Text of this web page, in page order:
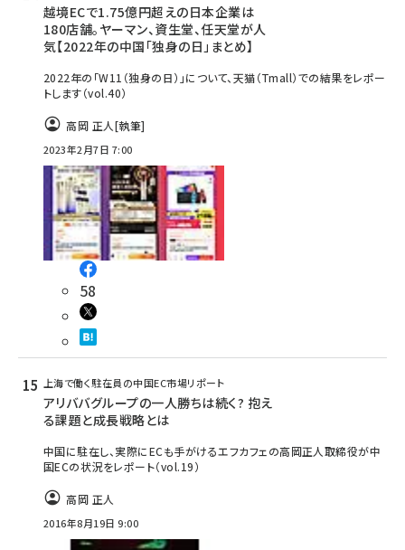
越境ECで1.75億円超えの日本企業は
180店舗。ヤーマン、資生堂、任天堂が人
気【2022年の中国「独身の日」まとめ】
2022年の「W11（独身の日）」について、天猫（Tmall）での結果をレポー
トします（vol.40）
高岡 正人[執筆]
2023年2月7日 7:00
58
上海で働く駐在員の中国EC市場リポート
アリババグループの一人勝ちは続く? 抱え
る課題と成長戦略とは
中国に駐在し、実際にECも手がけるエフカフェの高岡正人取締役が中
国ECの状況をレポート（vol.19）
高岡 正人
2016年8月19日 9:00